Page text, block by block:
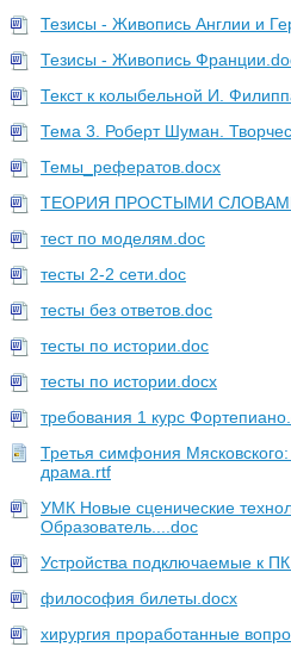
Тезисы - Живопись Англии и
Тезисы - Живопись
Текст к колыбельной И.
Тема 3. Роберт Шуман.
Темы_рефератов.docx
ТЕОРИЯ ПРОСТЫМИ
тест по моделям.doc
тесты 2-2 сети.doc
тесты без ответов.doc
тесты по истории.doc
тесты по истории.docx
требования 1 курс
Третья симфония
драма.rtf
УМК Новые сценические
Образователь....doc
Устройства подключаемые к
философия билеты.docx
хирургия проработанные